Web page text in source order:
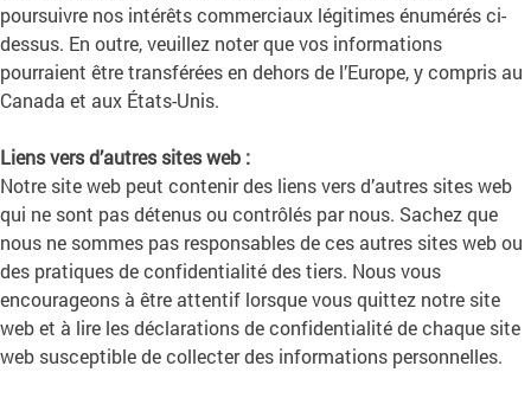
poursuivre nos intérêts commerciaux légitimes énumérés ci-
dessus. En outre, veuillez noter que vos informations
pourraient être transférées en dehors de l’Europe, y compris au
Canada et aux États-Unis.
Liens vers d’autres sites web :
Notre site web peut contenir des liens vers d’autres sites web
qui ne sont pas détenus ou contrôlés par nous. Sachez que
nous ne sommes pas responsables de ces autres sites web ou
des pratiques de confidentialité des tiers. Nous vous
encourageons à être attentif lorsque vous quittez notre site
web et à lire les déclarations de confidentialité de chaque site
web susceptible de collecter des informations personnelles.